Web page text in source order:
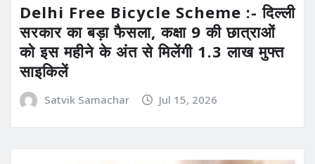
Delhi Free Bicycle Scheme :- दिल्ली
सरकार का बड़ा फैसला, कक्षा 9 की छात्राओं
को इस महीने के अंत से मिलेंगी 1.3 लाख मुफ्त
साइकिलें
Satvik Samachar Jul 15, 2026